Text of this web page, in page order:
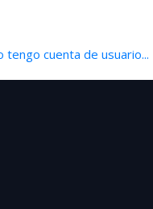
tengo cuenta de usuario...